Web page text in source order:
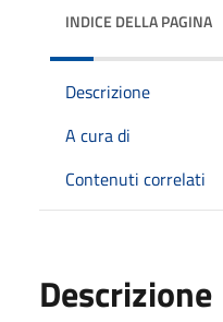
INDICE DELLA PAGINA
Descrizione
A cura di
Contenuti correlati
Descrizione